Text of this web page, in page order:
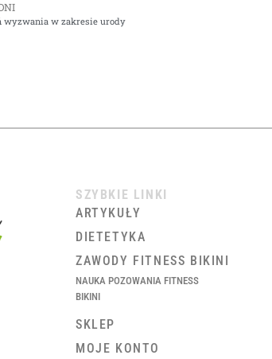
wyzwania w zakresie urody
SZYBKIE LINKI
ARTYKUŁY
DIETETYKA
ZAWODY FITNESS BIKINI
NAUKA POZOWANIA FITNESS
BIKINI
SKLEP
MOJE KONTO